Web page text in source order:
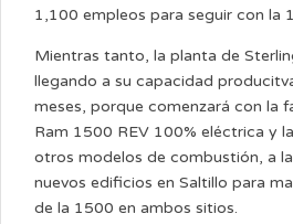
1,100 empleos para seguir con la
Mientras tanto, la planta de
llegando a su capacidad
meses, porque comenzará con la
Ram 1500 REV 100% eléctrica y
otros modelos de combustión, a
nuevos edificios en Saltillo para
de la 1500 en ambos sitios.